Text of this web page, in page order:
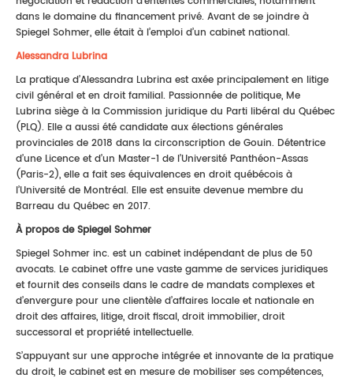
dans le domaine du financement privé. Avant de se joindre à
Spiegel Sohmer, elle était à l’emploi d’un cabinet national.
Alessandra Lubrina
La pratique d’Alessandra Lubrina est axée principalement en litige
civil général et en droit familial. Passionnée de politique, Me
Lubrina siège à la Commission juridique du Parti libéral du Québec
(PLQ). Elle a aussi été candidate aux élections générales
provinciales de 2018 dans la circonscription de Gouin. Détentrice
d’une Licence et d’un Master-1 de l’Université Panthéon-Assas
(Paris-2), elle a fait ses équivalences en droit québécois à
l’Université de Montréal. Elle est ensuite devenue membre du
Barreau du Québec en 2017.
À propos de Spiegel Sohmer
Spiegel Sohmer inc. est un cabinet indépendant de plus de 50
avocats. Le cabinet offre une vaste gamme de services juridiques
et fournit des conseils dans le cadre de mandats complexes et
d’envergure pour une clientèle d’affaires locale et nationale en
droit des affaires, litige, droit fiscal, droit immobilier, droit
successoral et propriété intellectuelle.
S’appuyant sur une approche intégrée et innovante de la pratique
du droit, le cabinet est en mesure de mobiliser ses compétences,